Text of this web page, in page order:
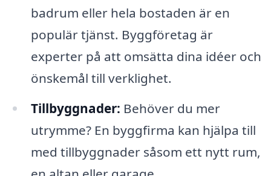
badrum eller hela bostaden är en
populär tjänst. Byggföretag är
experter på att omsätta dina idéer och
önskemål till verklighet.
Tillbyggnader: Behöver du mer
utrymme? En byggfirma kan hjälpa till
med tillbyggnader såsom ett nytt rum,